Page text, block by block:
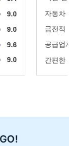
9.0
9.0
9.6
9.0
자동차
금전적
공급업
간편한